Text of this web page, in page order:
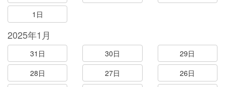
1日
2025年1月
31日 30日
29日
28日
27日
26日